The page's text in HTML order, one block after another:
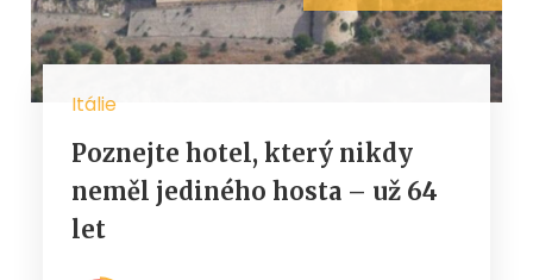
Itálie
Poznejte hotel, který nikdy
neměl jediného hosta – už 64
let